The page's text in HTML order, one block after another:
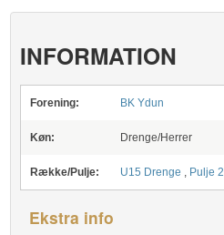
INFORMATION
Forening: BK Ydun
Køn: Drenge/Herrer
Række/Pulje: U15 Drenge , Pulje 2
Ekstra info